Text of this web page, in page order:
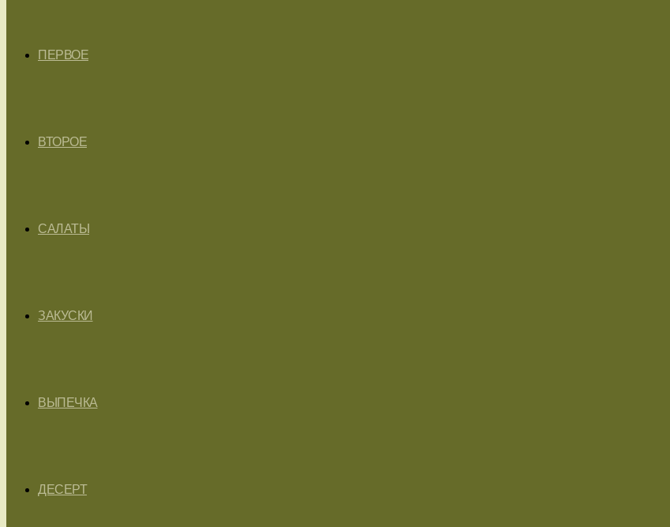
ПЕРВОЕ
ВТОРОЕ
САЛАТЫ
ЗАКУСКИ
ВЫПЕЧКА
ДЕСЕРТ